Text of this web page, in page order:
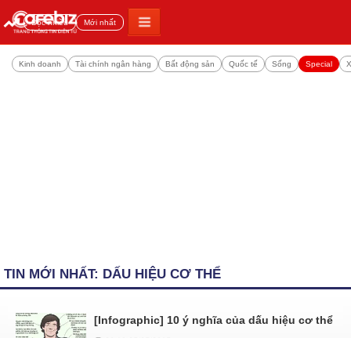
Đọc nhiều Mới nhất
Kinh doanh Tài chính ngân hàng Bất động sản Quốc tế Sống Special
TIN MỚI NHẤT: DẤU HIỆU CƠ THỂ
[Infographic] 10 ý nghĩa của dấu hiệu cơ thể